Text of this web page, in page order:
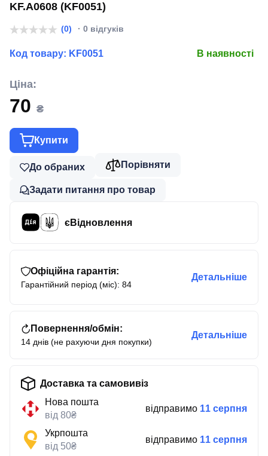
KF.A0608 (KF0051)
(0) · 0 відгуків
Код товару: KF0051 В наявності
Ціна:
70 ₴
Купити
До обраних Порівняти
Задати питання про товар
єВідновлення
Офіційна гарантія:
Гарантійний період (міс): 84
Детальніше
Повернення/обмін:
14 днів (не рахуючи дня покупки)
Детальніше
Доставка та самовивіз
Нова пошта
від 80₴
відправимо 11 серпня
Укрпошта
від 50₴
відправимо 11 серпня